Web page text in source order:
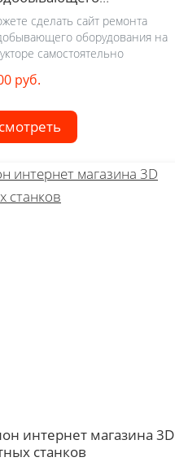
сделать сайт ремонта
оборудования на
самостоятельно
руб.
интернет магазина 3D
станков